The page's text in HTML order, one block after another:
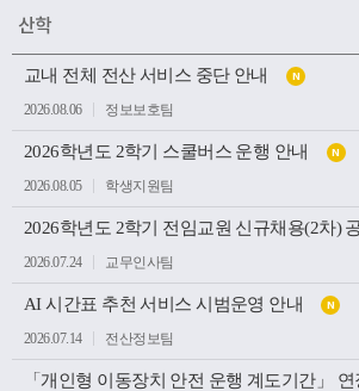
지 폭넓게 방문하며 우리 대학의 교육환
인했다.이번 방문은 사랑과 봉사의 교육
인재를 양성해 온 우리 대학의 교육 방향
와 대학이 미래 발전을 위해 지속적으로
계기가 되었다.
산학
지
식
목
록
교내 전체 전산 서비스 중단 안내 N
2026.08.06 정보보호팀
2026학년도 2학기 스쿨버스 운행 안내 N
2026.08.05 학생지원팀
2026학년도 2학기 전임교원 신규채용(2차)
2026.07.24 교무인사팀
AI 시간표 추천 서비스 시범운영 안내 N
2026.07.14 전산정보팀
「개인형 이동장치 안전 운행 계도기간」 연